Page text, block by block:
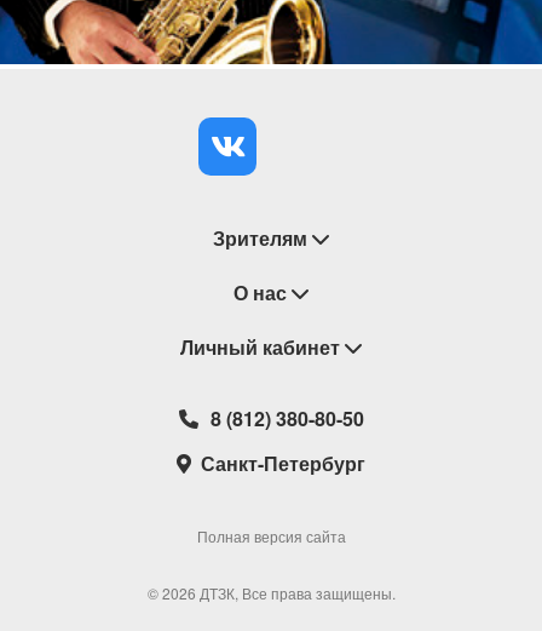
Зрителям
Восстановление билетов
Замена / Отмена / Перенос мероприятий
Возврат билетов
Новости
О нас
О компании
Театральные кассы
Наши партнеры
Школьная программа
Личный кабинет
Избранное
8 (812) 380-80-50
Санкт-Петербург
Полная версия сайта
© 2026 ДТЗК, Все права защищены.